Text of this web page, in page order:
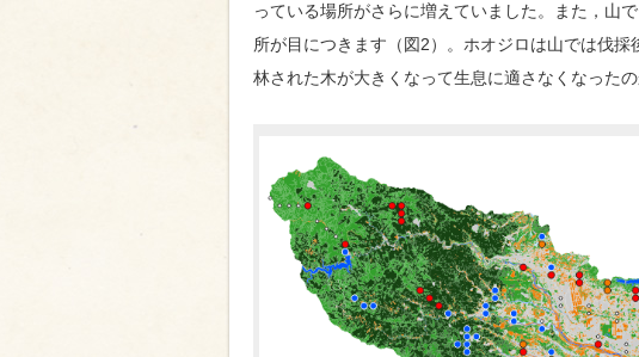
っている場所がさらに増えていました。また，山
所が目につきます（図2）。ホオジロは山では伐
林された木が大きくなって生息に適さなくなったの